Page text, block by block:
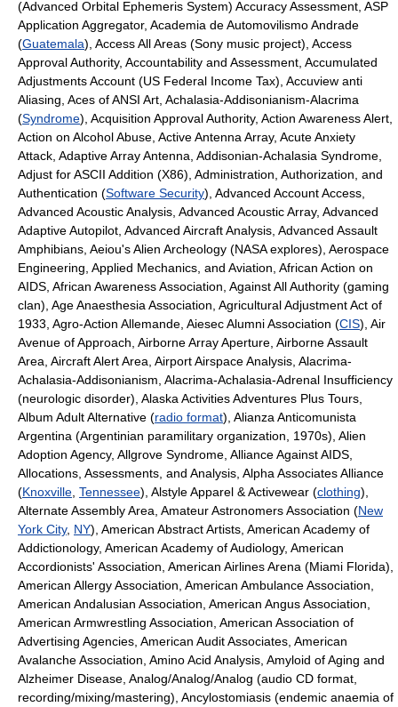
(Advanced Orbital Ephemeris System) Accuracy Assessment, ASP
Application Aggregator, Academia de Automovilismo Andrade
(Guatemala), Access All Areas (Sony music project), Access
Approval Authority, Accountability and Assessment, Accumulated
Adjustments Account (US Federal Income Tax), Accuview anti
Aliasing, Aces of ANSI Art, Achalasia-Addisonianism-Alacrima
(Syndrome), Acquisition Approval Authority, Action Awareness Alert,
Action on Alcohol Abuse, Active Antenna Array, Acute Anxiety
Attack, Adaptive Array Antenna, Addisonian-Achalasia Syndrome,
Adjust for ASCII Addition (X86), Administration, Authorization, and
Authentication (Software Security), Advanced Account Access,
Advanced Acoustic Analysis, Advanced Acoustic Array, Advanced
Adaptive Autopilot, Advanced Aircraft Analysis, Advanced Assault
Amphibians, Aeiou's Alien Archeology (NASA explores), Aerospace
Engineering, Applied Mechanics, and Aviation, African Action on
AIDS, African Awareness Association, Against All Authority (gaming
clan), Age Anaesthesia Association, Agricultural Adjustment Act of
1933, Agro-Action Allemande, Aiesec Alumni Association (CIS), Air
Avenue of Approach, Airborne Array Aperture, Airborne Assault
Area, Aircraft Alert Area, Airport Airspace Analysis, Alacrima-
Achalasia-Addisonianism, Alacrima-Achalasia-Adrenal Insufficiency
(neurologic disorder), Alaska Activities Adventures Plus Tours,
Album Adult Alternative (radio format), Alianza Anticomunista
Argentina (Argentinian paramilitary organization, 1970s), Alien
Adoption Agency, Allgrove Syndrome, Alliance Against AIDS,
Allocations, Assessments, and Analysis, Alpha Associates Alliance
(Knoxville Tennessee), Alstyle Apparel & Activewear (clothing),
Alternate Assembly Area, Amateur Astronomers Association (New
York City, NY), American Abstract Artists, American Academy of
Addictionology, American Academy of Audiology, American
Accordionists' Association, American Airlines Arena (Miami Florida),
American Allergy Association, American Ambulance Association,
American Andalusian Association, American Angus Association,
American Armwrestling Association, American Association of
Advertising Agencies, American Audit Associates, American
Avalanche Association, Amino Acid Analysis, Amyloid of Aging and
Alzheimer Disease, Analog/Analog/Analog (audio CD format,
recording/mixing/mastering), Ancylostomiasis (endemic anaemia of